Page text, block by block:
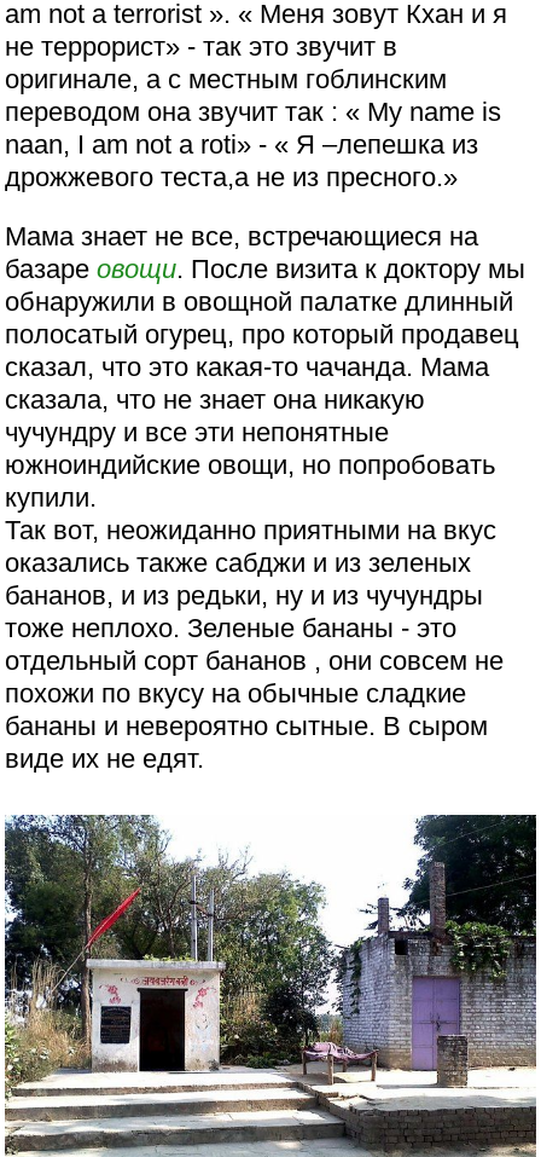
am not a terrorist ». « Меня зовут Кхан и я
не террорист» - так это звучит в
оригинале, а с местным гоблинским
переводом она звучит так : « My name is
naan, I am not а roti» - « Я –лепешка из
дрожжевого теста,а не из пресного.»
Мама знает не все, встречающиеся на
базареовощи. После визита к доктору мы
обнаружили в овощной палатке длинный
полосатый огурец, про который продавец
сказал, что это какая-то чачанда. Мама
сказала, что не знает она никакую
чучундру и все эти непонятные
южноиндийские овощи, но попробовать
купили.
Так вот, неожиданно приятными на вкус
оказались также сабджи и из зеленых
бананов, и из редьки, ну и из чучундры
тоже неплохо. Зеленые бананы - это
отдельный сорт бананов , они совсем не
похожи по вкусу на обычные сладкие
бананы и невероятно сытные. В сыром
виде их не едят.